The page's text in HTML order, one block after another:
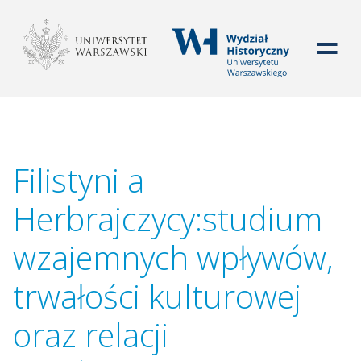
WYDZIAŁ
Filistyni a
Herbrajczycy:studium
wzajemnych wpływów,
trwałości kulturowej
oraz relacji